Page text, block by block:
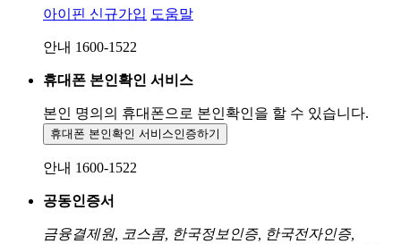
아이핀 신규가입 도움말
안내 1600-1522
휴대폰 본인확인 서비스
본인 명의의 휴대폰으로 본인확인을 할 수 있습니다.
휴대폰 본인확인 서비스인증하기
안내 1600-1522
공동인증서
금융결제원, 코스콤, 한국정보인증, 한국전자인증,